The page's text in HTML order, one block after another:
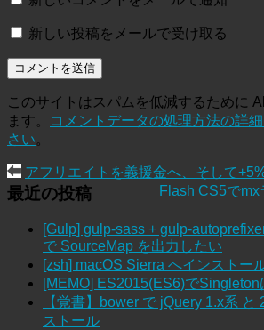
新しい投稿をメールで受け取る
このサイトはスパムを低減するために
ます。
コメントデータの処理方法の詳
さい。
アフリエイトを義援金へ、そして
Flash CS5でmx
最近の投稿
[Gulp] gulp-sass + gulp-
で SourceMap を出力したい
[zsh] macOS Sierra へインストー
[MEMO] ES2015(ES6)でSingleton
【覚書】bower で jQuery 1.x系 と
ストール